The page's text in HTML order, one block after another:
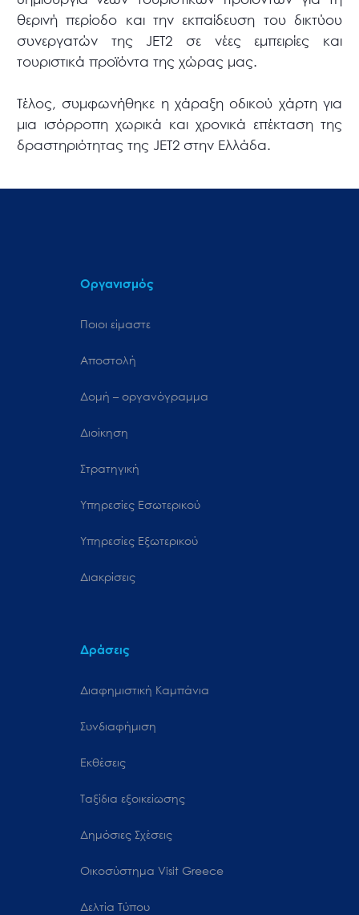
θερινή περίοδο και την εκπαίδευση του δικτύου
συνεργατών της JET2 σε νέες εμπειρίες και
τουριστικά προϊόντα της χώρας μας.
Τέλος, συμφωνήθηκε η χάραξη οδικού χάρτη για
μια ισόρροπη χωρικά και χρονικά επέκταση της
δραστηριότητας της JET2 στην Ελλάδα.
Οργανισμός
Ποιοι είμαστε
Αποστολή
Δομή – οργανόγραμμα
Διοίκηση
Στρατηγική
Υπηρεσίες Εσωτερικού
Υπηρεσίες Εξωτερικού
Διακρίσεις
Δράσεις
Διαφημιστική Καμπάνια
Συνδιαφήμιση
Εκθέσεις
Ταξίδια εξοικείωσης
Δημόσιες Σχέσεις
Oικοσύστημα Visit Greece
Δελτία Τύπου